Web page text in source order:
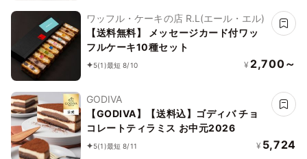
ワッフル・ケーキの店 R.L(エール・エル)
【送料無料】 メッセージカード付ワッ
フルケーキ10種セット
5(1)最短 8/10 ¥ 2,700～
GODIVA
【GODIVA】【送料込】ゴディバ チョ
コレートティラミス お中元2026
5(1)最短 8/11 ¥ 5,724